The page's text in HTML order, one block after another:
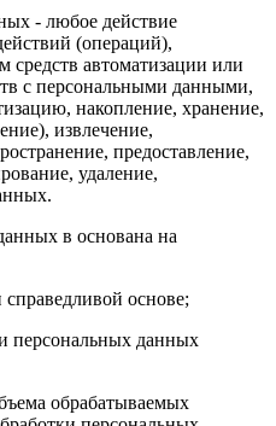
- любое действие
(операций),
средств автоматизации или
с персональными данными,
накопление, хранение,
извлечение,
предоставление,
удаление,
в основана на
справедливой основе;
персональных данных
обрабатываемых